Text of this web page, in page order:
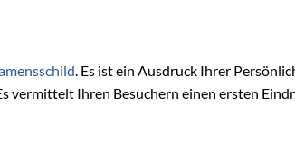
. Es ist ein Ausdruck Ihrer
vermittelt Ihren Besuchern einen ersten